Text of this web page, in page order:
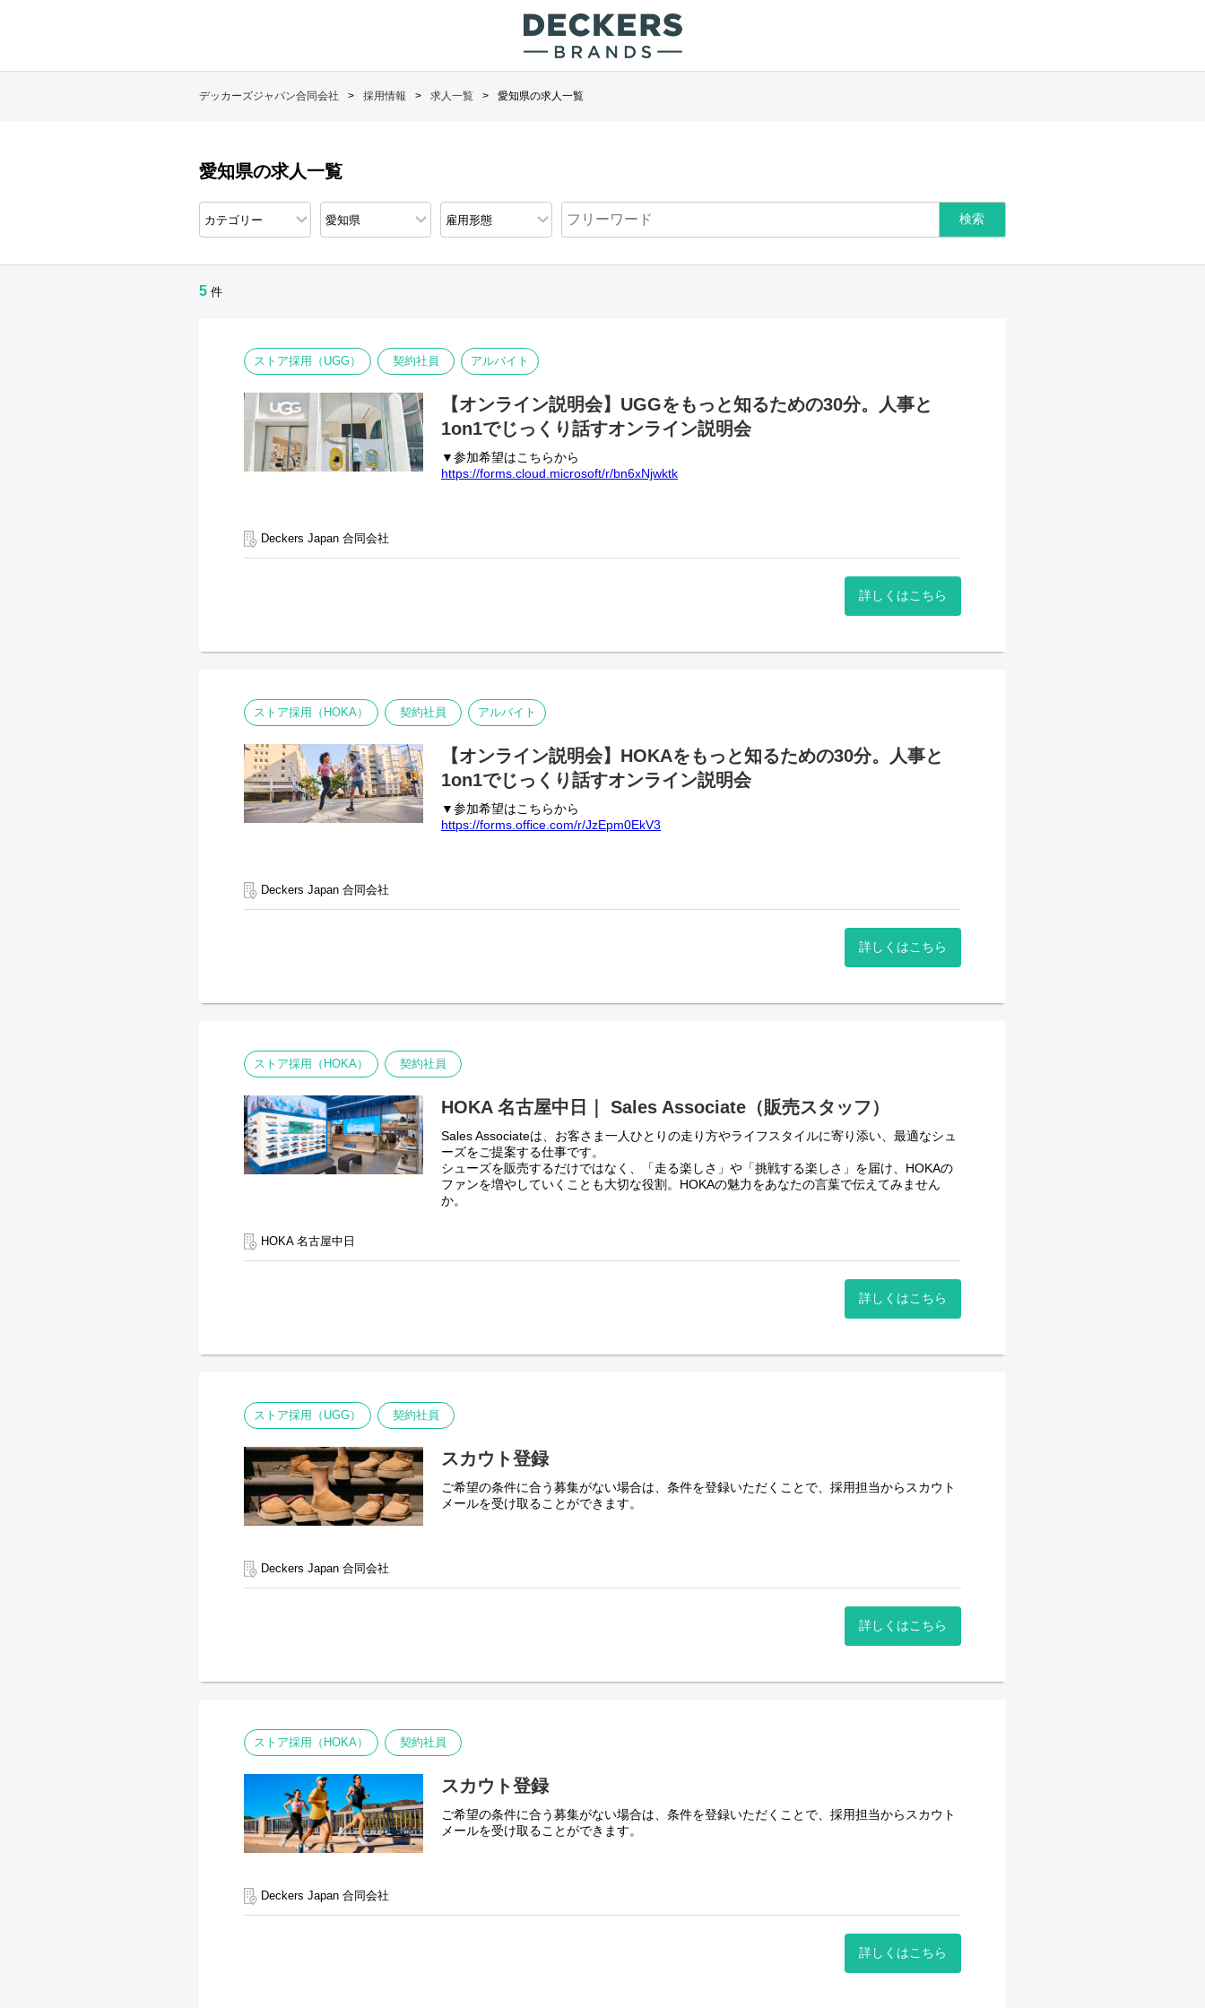
デッカーズジャパン合同会社 採用情報 求人一覧 愛知県の求人一覧
愛知県の求人一覧
5 件
ストア採用（UGG） 契約社員 アルバイト
【オンライン説明会】UGGをもっと知るための30分。人事と
1on1でじっくり話すオンライン説明会
▼参加希望はこちらから
https://forms.cloud.microsoft/r/bn6xNjwktk
Deckers Japan 合同会社
詳しくはこちら
ストア採用（HOKA） 契約社員 アルバイト
【オンライン説明会】HOKAをもっと知るための30分。人事と
1on1でじっくり話すオンライン説明会
▼参加希望はこちらから
https://forms.office.com/r/JzEpm0EkV3
Deckers Japan 合同会社
詳しくはこちら
ストア採用（HOKA） 契約社員
HOKA 名古屋中日｜ Sales Associate（販売スタッフ）
Sales Associateは、お客さま一人ひとりの走り方やライフスタイルに寄り添い、最適なシュ
ーズをご提案する仕事です。
シューズを販売するだけではなく、「走る楽しさ」や「挑戦する楽しさ」を届け、HOKAの
ファンを増やしていくことも大切な役割。HOKAの魅力をあなたの言葉で伝えてみません
か。
HOKA 名古屋中日
詳しくはこちら
ストア採用（UGG） 契約社員
スカウト登録
ご希望の条件に合う募集がない場合は、条件を登録いただくことで、採用担当からスカウト
メールを受け取ることができます。
Deckers Japan 合同会社
詳しくはこちら
ストア採用（HOKA） 契約社員
スカウト登録
ご希望の条件に合う募集がない場合は、条件を登録いただくことで、採用担当からスカウト
メールを受け取ることができます。
Deckers Japan 合同会社
詳しくはこちら